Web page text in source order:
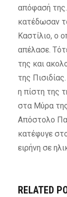
απόφασή
κατέδωσαν
Καστίλιο, ο
απέλασε.
της και
της
η πίστη της
στα Μύρα
Απόστολο
κατέφυγε
ειρήνη σε
RELATED